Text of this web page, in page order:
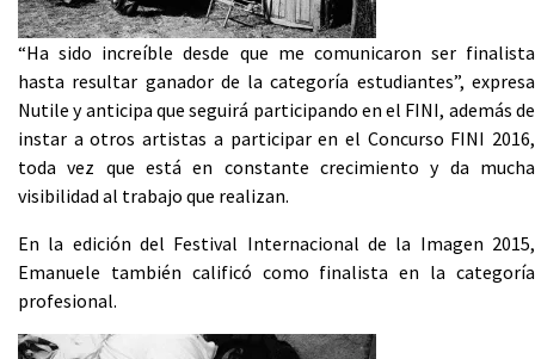
“Ha sido increíble desde que me comunicaron ser finalista
hasta resultar ganador de la categoría estudiantes”, expresa
Nutile y anticipa que seguirá participando en el FINI, además de
instar a otros artistas a participar en el Concurso FINI 2016,
toda vez que está en constante crecimiento y da mucha
visibilidad al trabajo que realizan.
En la edición del Festival Internacional de la Imagen 2015,
Emanuele también calificó como finalista en la categoría
profesional.